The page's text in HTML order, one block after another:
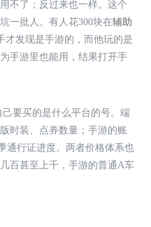
不了；反过来也一样。这个
一批人。有人花300块在辅助
才发现是手游的，而他玩的是
手游里也能用，结果打开手
要买的是什么平台的号。端
时装、点券数量；手游的账
通行证进度。两者价格体系也
百甚至上千，手游的普通A车